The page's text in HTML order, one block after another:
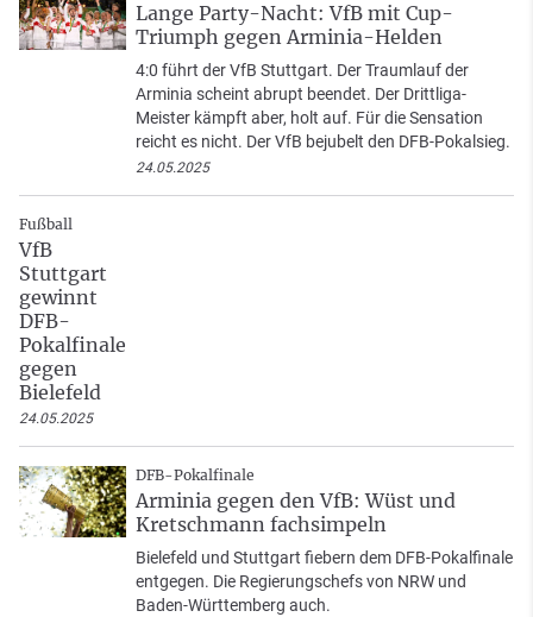
Lange Party-Nacht: VfB mit Cup-
Triumph gegen Arminia-Helden
4:0 führt der VfB Stuttgart. Der Traumlauf der
Arminia scheint abrupt beendet. Der Drittliga-
Meister kämpft aber, holt auf. Für die Sensation
reicht es nicht. Der VfB bejubelt den DFB-Pokalsieg.
24.05.2025
Fußball
VfB
Stuttgart
gewinnt
DFB-
Pokalfinale
gegen
Bielefeld
24.05.2025
DFB-Pokalfinale
Arminia gegen den VfB: Wüst und
Kretschmann fachsimpeln
Bielefeld und Stuttgart fiebern dem DFB-Pokalfinale
entgegen. Die Regierungschefs von NRW und
Baden-Württemberg auch.